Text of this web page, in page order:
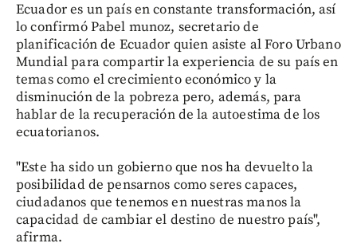
Ecuador es un país en constante transformación, así
lo confirmó Pabel munoz, secretario de
planificación de Ecuador quien asiste al Foro Urbano
Mundial para compartir la experiencia de su país en
temas como el crecimiento económico y la
disminución de la pobreza pero, además, para
hablar de la recuperación de la autoestima de los
ecuatorianos.
"Este ha sido un gobierno que nos ha devuelto la
posibilidad de pensarnos como seres capaces,
ciudadanos que tenemos en nuestras manos la
capacidad de cambiar el destino de nuestro país",
afirma.